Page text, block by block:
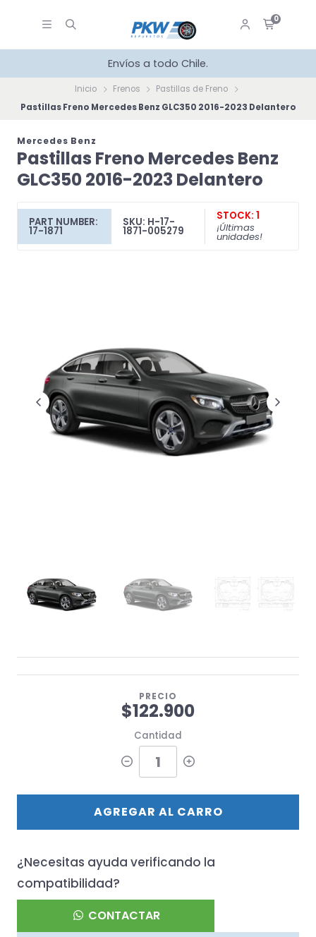
0
Envíos a todo Chile.
Inicio Frenos
Pastillas de Freno
Pastillas Freno Mercedes Benz GLC350 2016-2023 Delantero
Mercedes Benz
Pastillas Freno Mercedes Benz
GLC350 2016-2023 Delantero
PART NUMBER:
17-1871
SKU: H-17-
1871-005279
STOCK: 1
¡Últimas
unidades!
PRECIO
$122.900
Cantidad
AGREGAR AL CARRO
¿Necesitas ayuda verificando la
compatibilidad?
CONTACTAR